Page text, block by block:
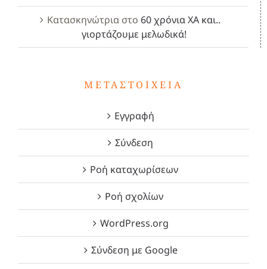
Κατασκηνώτρια στο 60 χρόνια ΧΑ και..
γιορτάζουμε μελωδικά!
ΜΕΤΑΣΤΟΙΧΕΊΑ
Εγγραφή
Σύνδεση
Ροή καταχωρίσεων
Ροή σχολίων
WordPress.org
Σύνδεση με Google